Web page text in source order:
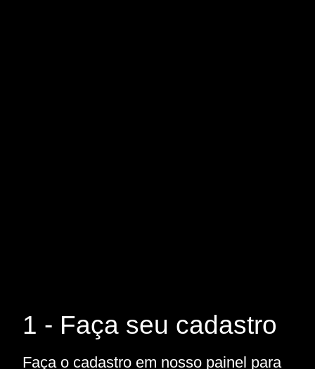
1 - Faça seu cadastro
Faça o cadastro em nosso painel para